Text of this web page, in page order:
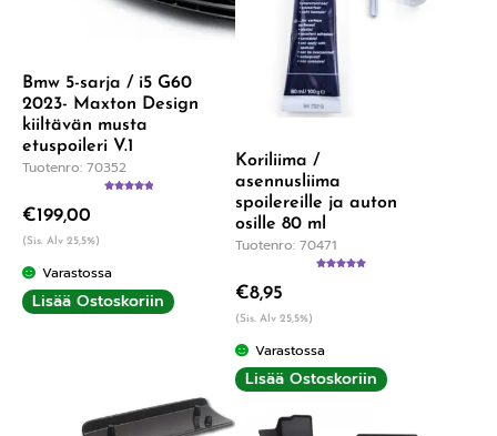
Bmw 5-sarja / i5 G60
2023- Maxton Design
kiiltävän musta
etuspoileri V.1
Tuotenro: 70352
€199,00
(Sis. Alv 25,5%)
Varastossa
Lisää Ostoskoriin
Koriliima /
asennusliima
spoilereille ja auton
osille 80 ml
Tuotenro: 70471
€8,95
(Sis. Alv 25,5%)
Varastossa
Lisää Ostoskoriin